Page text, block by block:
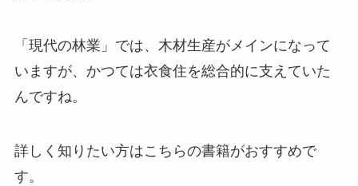
「現代の林業」では、木材生産がメインになって
いますが、かつては衣食住を総合的に支えていた
んですね。
詳しく知りたい方はこちらの書籍がおすすめで
す。